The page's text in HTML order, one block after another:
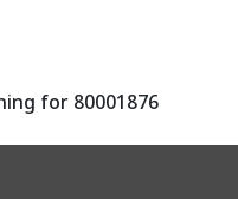
for 80001876